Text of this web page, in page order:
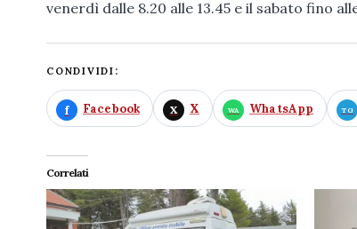
venerdì dalle 8.20 alle 13.45 e il sabato fino
CONDIVIDI:
Facebook X WhatsApp
Correlati